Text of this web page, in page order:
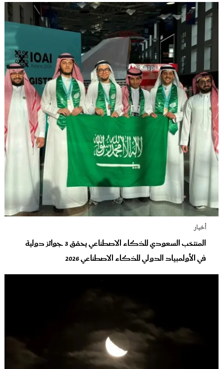
أخبار
المنتخب السعودي للذكاء الاصطناعي يحقق 3 جوائز دولية
في الأولمبياد الدولي للذكاء الاصطناعي 2026